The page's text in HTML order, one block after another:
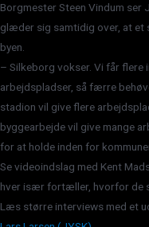
Borgmester Steen Vindum ser
glæder sig samtidig over, at et
byen.
– Silkeborg vokser. Vi får
arbejdspladser, så færre
stadion vil give flere
byggearbejde vil give mange
for at holde inden for
Se videoindslag med Kent
hver især fortæller, hvorfor de
Læs større interviews med et